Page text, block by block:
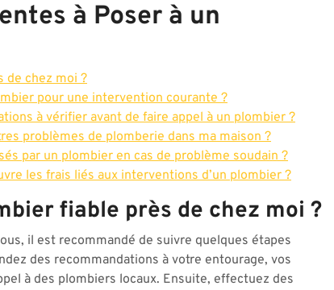
à Poser à un
de chez moi ?
pour une intervention courante ?
à vérifier avant de faire appel à un plombier ?
problèmes de plomberie dans ma maison ?
par un plombier en cas de problème soudain ?
les frais liés aux interventions d’un plombier ?
fiable près de chez moi ?
il est recommandé de suivre quelques étapes
des recommandations à votre entourage, vos
à des plombiers locaux. Ensuite, effectuez des